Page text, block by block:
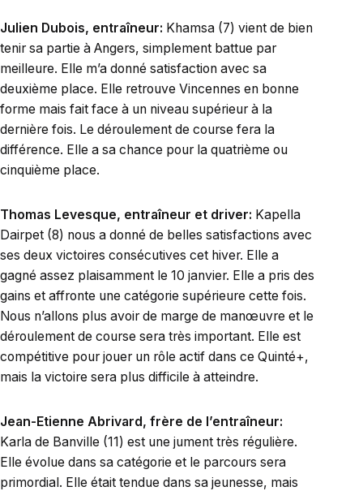
Julien Dubois, entraîneur: Khamsa (7) vient de bien
tenir sa partie à Angers, simplement battue par
meilleure. Elle m’a donné satisfaction avec sa
deuxième place. Elle retrouve Vincennes en bonne
forme mais fait face à un niveau supérieur à la
dernière fois. Le déroulement de course fera la
différence. Elle a sa chance pour la quatrième ou
cinquième place.
Thomas Levesque, entraîneur et driver: Kapella
Dairpet (8) nous a donné de belles satisfactions avec
ses deux victoires consécutives cet hiver. Elle a
gagné assez plaisamment le 10 janvier. Elle a pris des
gains et affronte une catégorie supérieure cette fois.
Nous n’allons plus avoir de marge de manœuvre et le
déroulement de course sera très important. Elle est
compétitive pour jouer un rôle actif dans ce Quinté+,
mais la victoire sera plus difficile à atteindre.
Jean-Etienne Abrivard, frère de l’entraîneur:
Karla de Banville (11) est une jument très régulière.
Elle évolue dans sa catégorie et le parcours sera
primordial. Elle était tendue dans sa jeunesse, mais